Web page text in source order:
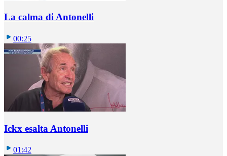
La calma di Antonelli
00:25
Ickx esalta Antonelli
01:42